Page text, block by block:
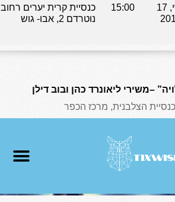
יום שישי, 17
15:00
כנסיית קרית יערים רחוב
נוטרדם 2, אבו- גוש
הצלבנית, מרכז הכפר